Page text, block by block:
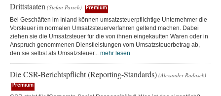
Drittstaaten (Stefan Parsch) Premium
Bei Geschäften im Inland können umsatzsteuerpflichtige Unternehmer die
Vorsteuer im normalen Umsatzsteuerverfahren geltend machen. Dabei
ziehen sie die Umsatzsteuer für die von ihnen eingekauften Waren oder in
Anspruch genommenen Dienstleistungen vom Umsatzsteuerbetrag ab,
den sie selbst als Umsatzsteuer... mehr lesen
Die CSR-Berichtspflicht (Reporting-Standards) (Alexander Rodosek)
Premium